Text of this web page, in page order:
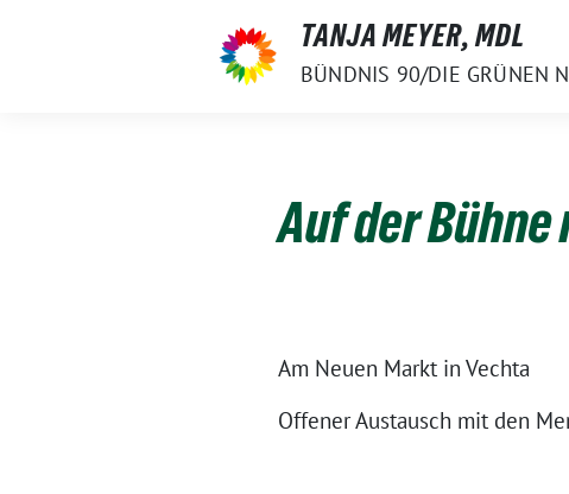
TANJA MEYER, MDL
BÜNDNIS 90/DIE GRÜNEN
Auf der
Am Neuen Markt in Vechta
Offener Austausch mit den